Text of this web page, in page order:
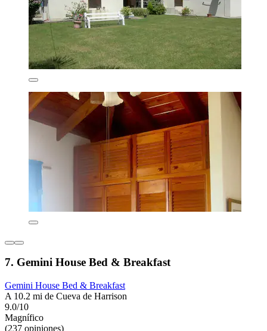
7. Gemini House Bed & Breakfast
Gemini House Bed & Breakfast
A 10.2 mi de Cueva de Harrison
9.0/10
Magnífico
(237 opiniones)